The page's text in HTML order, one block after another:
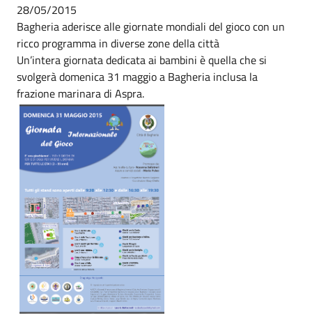
28/05/2015
Bagheria aderisce alle giornate mondiali del gioco con un
ricco programma in diverse zone della città
Un’intera giornata dedicata ai bambini è quella che si
svolgerà domenica 31 maggio a Bagheria inclusa la
frazione marinara di Aspra.